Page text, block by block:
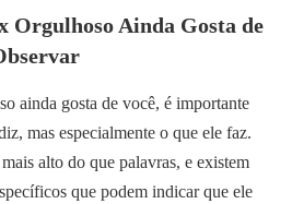
Orgulhoso Ainda Gosta de
ainda gosta de você, é importante
mas especialmente o que ele faz.
alto do que palavras, e existem
que podem indicar que ele